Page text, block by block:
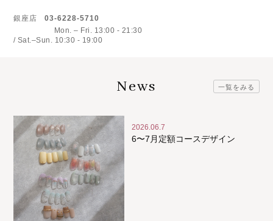
銀座店
03-6228-5710
Mon. – Fri. 13:00 - 21:30
Sat.–Sun. 10:30 - 19:00
News 一覧をみる
2026.06.7
6〜7月定額コースデザイン